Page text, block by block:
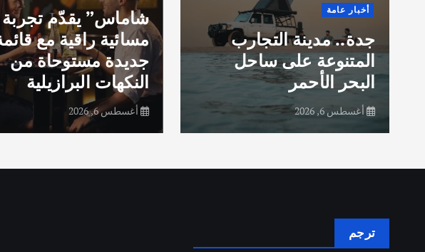
أخبار عامة
جدة.. مدينة التجارب
المتنوعة على ساحل
البحر الأحمر
أغسطس 6, 2026
شاماس” يقدّم تجربة
مسائية راقية مع
جديدة مستوحاة من
النكهات البرازيلية
أغسطس 6, 2026
ترجم